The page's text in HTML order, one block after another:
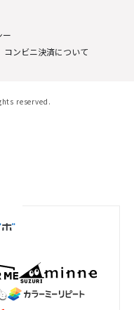
ー
コンビニ決済について
reserved.